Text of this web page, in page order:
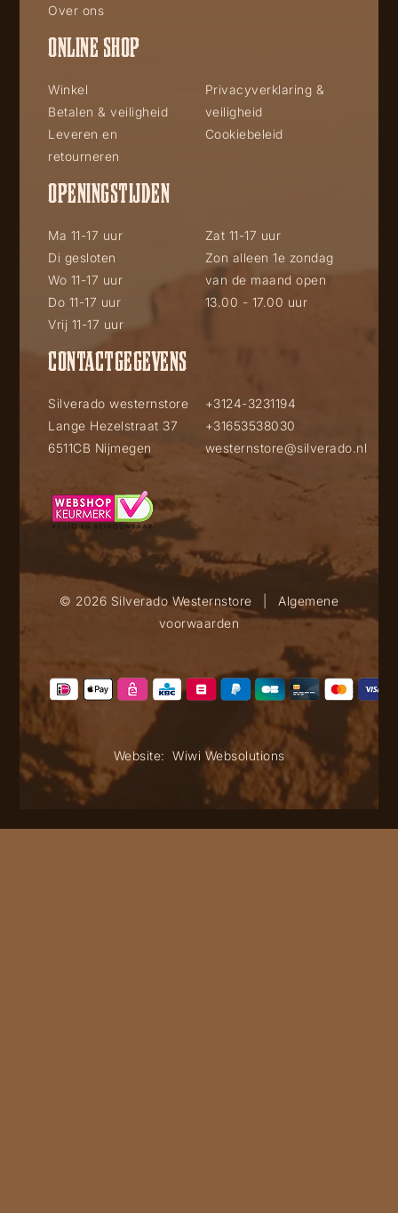
Over ons
ONLINE SHOP
Winkel
Betalen & veiligheid
Leveren en
retourneren
Privacyverklaring &
veiligheid
Cookiebeleid
OPENINGSTIJDEN
Ma 11-17 uur
Di gesloten
Wo 11-17 uur
Do 11-17 uur
Vrij 11-17 uur
Zat 11-17 uur
Zon alleen 1e zondag
van de maand open
13.00 - 17.00 uur
CONTACTGEGEVENS
Silverado westernstore
Lange Hezelstraat 37
6511CB Nijmegen
+3124-3231194
+31653538030
westernstore@silverado.nl
© 2026 Silverado Westernstore
Algemene
voorwaarden
Website: Wiwi Websolutions